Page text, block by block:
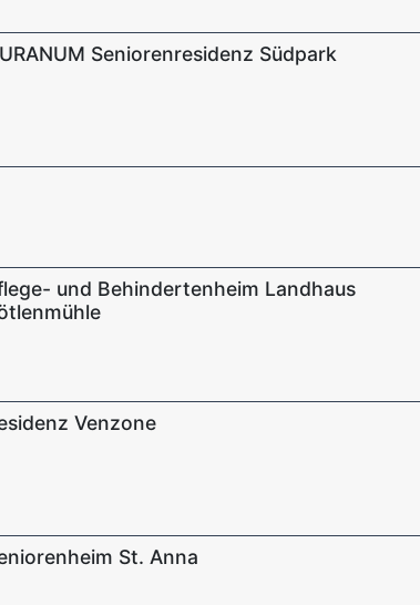
Seniorenresidenz Südpark
und Behindertenheim Landhaus
Venzone
St. Anna